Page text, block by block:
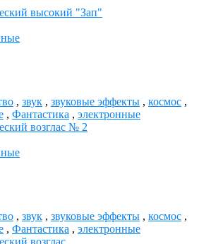
высокий "Зап"
, звук , звуковые эффекты , космос ,
, Фантастика , электронные
возглас № 2
, звук , звуковые эффекты , космос ,
, Фантастика , электронные